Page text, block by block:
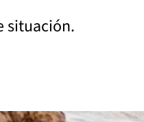
situación.